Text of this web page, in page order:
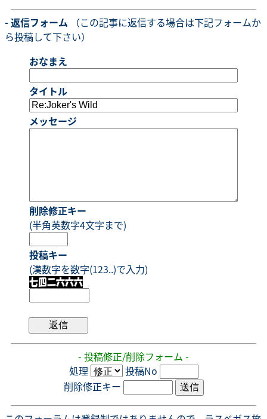
- 返信フォーム （この記事に返信する場合は下記フォームか
ら投稿して下さい）
おなまえ
タイトル
メッセージ
削除修正キー
(半角英数字4文字まで)
投稿キー
(漢数字を数字(123..)で入力)
- 投稿修正/削除フォーム -
処理
投稿No
削除修正キー